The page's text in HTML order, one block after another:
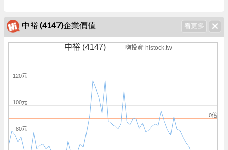
中裕 (4147)企業價值
中裕 (4147) 嗨投資 histock.tw
0倍
80元
100元
120元